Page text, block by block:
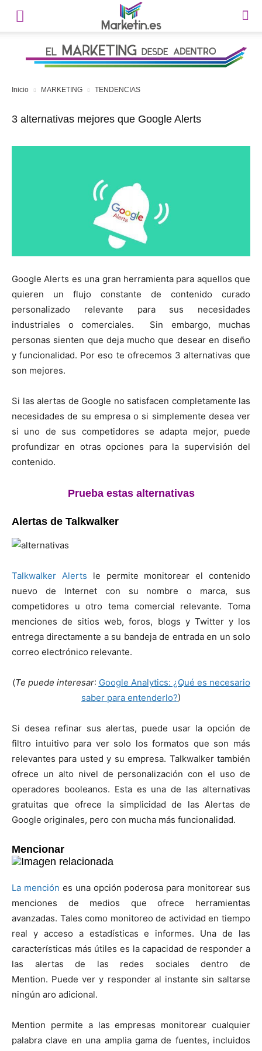
Inicio MARKETING TENDENCIAS
3 alternativas mejores que Google Alerts
Google Alerts es una gran herramienta para aquellos que
quieren un flujo constante de contenido curado
personalizado relevante para sus necesidades
industriales o comerciales. Sin embargo, muchas
personas sienten que deja mucho que desear en diseño
y funcionalidad. Por eso te ofrecemos 3 alternativas que
son mejores.
Si las alertas de Google no satisfacen completamente las
necesidades de su empresa o si simplemente desea ver
si uno de sus competidores se adapta mejor, puede
profundizar en otras opciones para la supervisión del
contenido.
Prueba estas alternativas
Alertas de Talkwalker
Talkwalker Alerts le permite monitorear el contenido
nuevo de Internet con su nombre o marca, sus
competidores u otro tema comercial relevante. Toma
menciones de sitios web, foros, blogs y Twitter y los
entrega directamente a su bandeja de entrada en un solo
correo electrónico relevante.
(Te puede interesar: Google Analytics: ¿Qué es necesario
saber para entenderlo?)
Si desea refinar sus alertas, puede usar la opción de
filtro intuitivo para ver solo los formatos que son más
relevantes para usted y su empresa. Talkwalker también
ofrece un alto nivel de personalización con el uso de
operadores booleanos. Esta es una de las alternativas
gratuitas que ofrece la simplicidad de las Alertas de
Google originales, pero con mucha más funcionalidad.
Mencionar
La mención es una opción poderosa para monitorear sus
menciones de medios que ofrece herramientas
avanzadas. Tales como monitoreo de actividad en tiempo
real y acceso a estadísticas e informes. Una de las
características más útiles es la capacidad de responder a
las alertas de las redes sociales dentro de
Mention. Puede ver y responder al instante sin saltarse
ningún aro adicional.
Mention permite a las empresas monitorear cualquier
palabra clave en una amplia gama de fuentes, incluidos